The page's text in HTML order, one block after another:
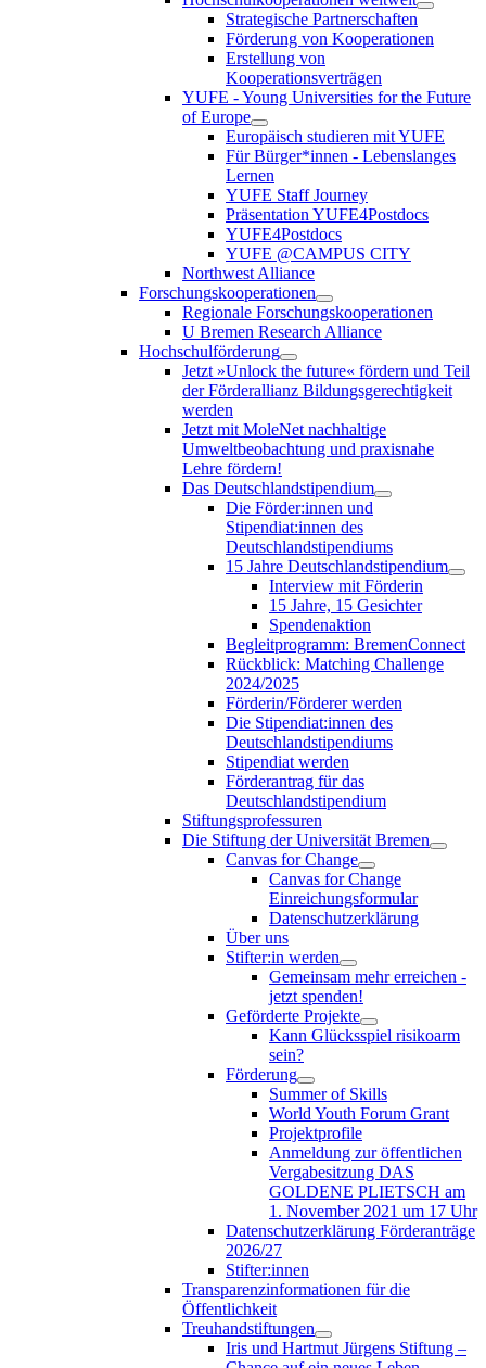
Strategische Partnerschaften
Förderung von Kooperationen
Erstellung von
Kooperationsverträgen
YUFE - Young Universities for the Future
of Europe
Europäisch studieren mit YUFE
Für Bürger*innen - Lebenslanges
Lernen
YUFE Staff Journey
Präsentation YUFE4Postdocs
YUFE4Postdocs
YUFE @CAMPUS CITY
Northwest Alliance
Forschungskooperationen
Regionale Forschungskooperationen
U Bremen Research Alliance
Hochschulförderung
Jetzt »Unlock the future« fördern und Teil
der Förderallianz Bildungsgerechtigkeit
werden
Jetzt mit MoleNet nachhaltige
Umweltbeobachtung und praxisnahe
Lehre fördern!
Das Deutschlandstipendium
Die Förder:innen und
Stipendiat:innen des
Deutschlandstipendiums
15 Jahre Deutschlandstipendium
Interview mit Förderin
15 Jahre, 15 Gesichter
Spendenaktion
Begleitprogramm: BremenConnect
Rückblick: Matching Challenge
2024/2025
Förderin/Förderer werden
Die Stipendiat:innen des
Deutschlandstipendiums
Stipendiat werden
Förderantrag für das
Deutschlandstipendium
Stiftungsprofessuren
Die Stiftung der Universität Bremen
Canvas for Change
Canvas for Change
Einreichungsformular
Datenschutzerklärung
Über uns
Stifter:in werden
Gemeinsam mehr erreichen -
jetzt spenden!
Geförderte Projekte
Kann Glücksspiel risikoarm
sein?
Förderung
Summer of Skills
World Youth Forum Grant
Projektprofile
Anmeldung zur öffentlichen
Vergabesitzung DAS
GOLDENE PLIETSCH am
1. November 2021 um 17 Uhr
Datenschutzerklärung Förderanträge
2026/27
Stifter:innen
Transparenzinformationen für die
Öffentlichkeit
Treuhandstiftungen
Iris und Hartmut Jürgens Stiftung –